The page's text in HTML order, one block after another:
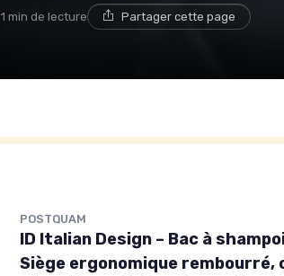
1 min de lecture Partager cette page
POSTQUAM
ID Italian Design – Bac à
Siège ergonomique rembourré,